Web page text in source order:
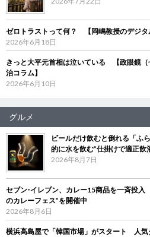
ゼロトラストって何？ 【岡嶋教授のデジタ
2026年6月18日
きっと大平元首相は泣いている 【政眼鏡
治コラム】
2026年6月10日
グルメ
ビールだけ飲むと倒れる「ふ
的に水を飲む”仕掛けで適正飲
2026年8月7日
セブン‐イレブン、カレー15商品を一斉投
のカレーフェス”を開催中
2026年8月6日
横浜高島屋で「韓国市場」がスタート 人気